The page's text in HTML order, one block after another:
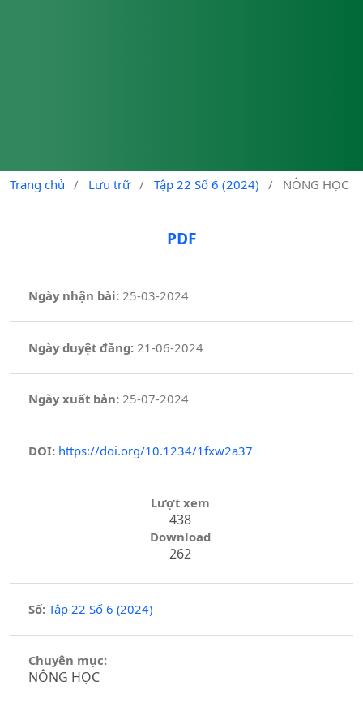
Trang chủ / Lưu trữ / Tập 22 Số 6 (2024) / NÔNG HỌC
PDF
Ngày nhận bài: 25-03-2024
Ngày duyệt đăng:21-06-2024
Ngày xuất bản: 25-07-2024
DOI: https://doi.org/10.1234/1fxw2a37
Lượt xem
438
Download
262
Số: Tập 22 Số 6 (2024)
Chuyên mục:
NÔNG HỌC